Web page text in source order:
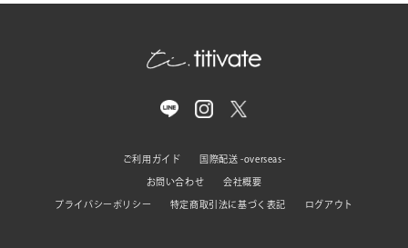
ご利用ガイド 国際配送 -overseas-
お問い合わせ 会社概要
プライバシーポリシー 特定商取引法に基づく表記 ログアウト